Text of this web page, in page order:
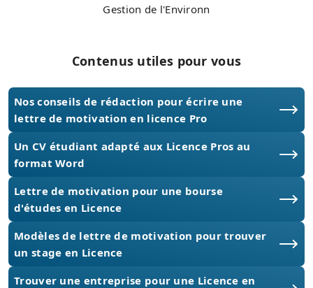
Gestion de l'Environn
Contenus utiles pour vous
Nos conseils de rédaction pour écrire une
lettre de motivation en licence Pro
Un CV étudiant adapté aux Licence Pros au
format Word
Lettre de motivation pour une bourse
d'études en Licence
Modèles de lettre de motivation pour trouver
un stage en Licence
Trouver une entreprise pour une Licence en